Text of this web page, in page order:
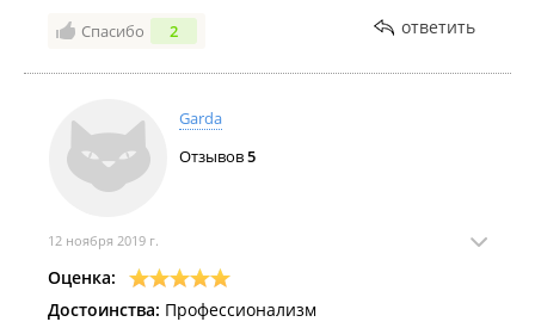
Спасибо 2 ответить
Garda
Отзывов5
12 ноября 2019 г.
Оценка:
Достоинства: Профессионализм